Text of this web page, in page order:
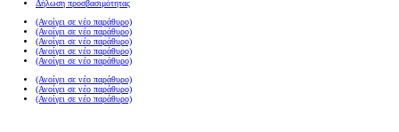
Δήλωση προσβασιμότητας
(Ανοίγει σε νέο παράθυρο)
(Ανοίγει σε νέο παράθυρο)
(Ανοίγει σε νέο παράθυρο)
(Ανοίγει σε νέο παράθυρο)
(Ανοίγει σε νέο παράθυρο)
(Ανοίγει σε νέο παράθυρο)
(Ανοίγει σε νέο παράθυρο)
(Ανοίγει σε νέο παράθυρο)